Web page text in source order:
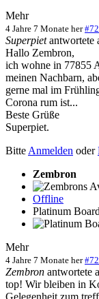
Mehr
4 Jahre 7 Monate her
Superpietantwortete
Hallo Zembron,
ich wohne in 77855
meinen Nachbarn,
gerne mal im
Corona rum ist...
Beste Grüße
Superpiet.
Bitte Anmelden oder
Zembron
Offline
Platinum
Mehr
4 Jahre 7 Monate her
Zembron antwortete
top! Wir bleiben in